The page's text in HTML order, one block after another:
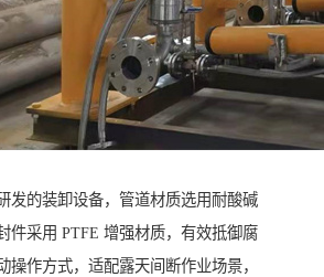
发的装卸设备，管道材质选用耐酸碱
件采用 PTFE 增强材质，有效抵御腐
操作方式，适配露天间断作业场景，